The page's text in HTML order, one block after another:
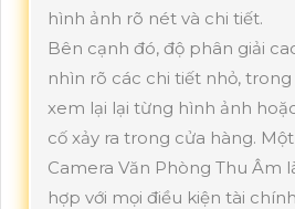
hình ảnh rõ nét và chi tiết.
Bên cạnh đó, độ phân giải
nhìn rõ các chi tiết nhỏ,
xem lại lại từng hình ảnh
cố xảy ra trong cửa hàng.
Camera Văn Phòng Thu Âm
hợp với mọi điều kiện tài